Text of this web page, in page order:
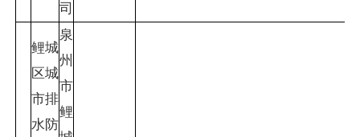
司
鲤城
区城
市排
水防
泉
州
市
鲤